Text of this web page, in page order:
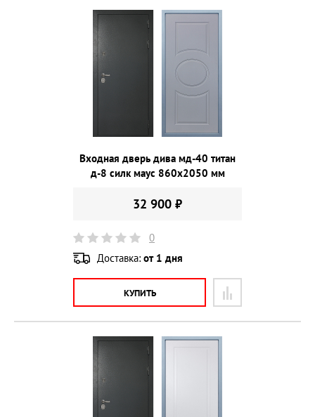
Входная дверь дива мд-40 титан
д-8 силк маус 860х2050 мм
32 900 ₽
0
Доставка: от 1 дня
КУПИТЬ